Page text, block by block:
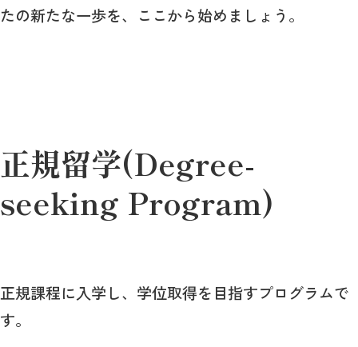
たの新たな一歩を、ここから始めましょう。
正規留学(Degree-
seeking Program)
正規課程に入学し、学位取得を目指すプログラムで
す。